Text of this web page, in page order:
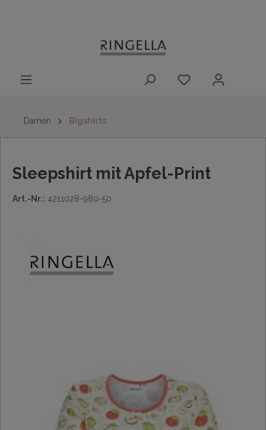
Damen Bigshirts
Sleepshirt mit Apfel-Print
Art.-Nr.: 4211028-980-50